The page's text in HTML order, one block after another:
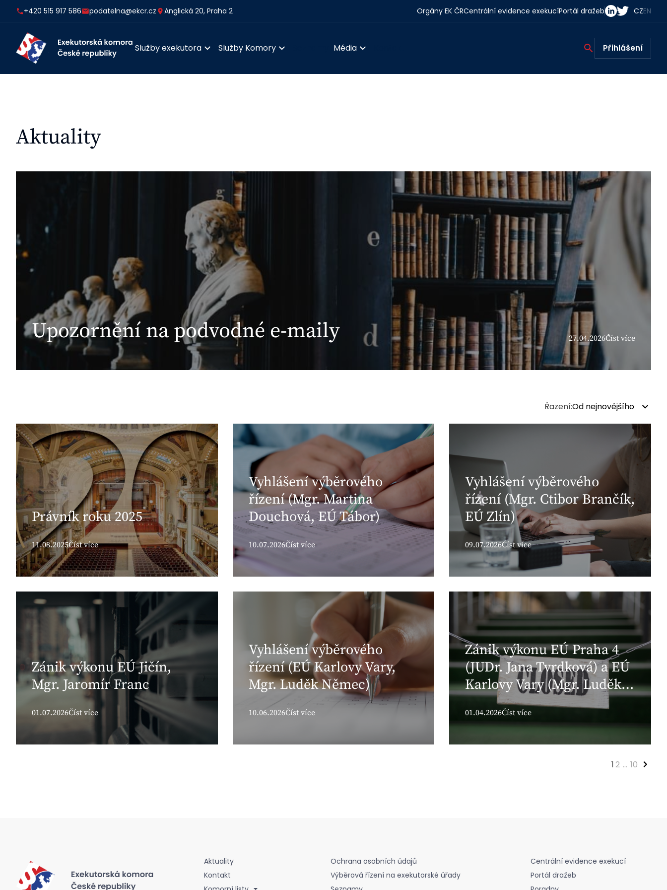
+420 515 917 586 podatelna@ekcr.cz Anglická 20, Praha 2 Orgány EK ČRCentrální evidence exekucíPortál dražeb CZEN
Služby exekutora Služby Komory Média Přihlášení
Aktuality
Upozornění na podvodné e-maily 27.04.2026Číst více
Řazení:Od nejnovějšího
Právník roku 2025
11.08.2025Číst více
Vyhlášení výběrového
řízení (Mgr. Martina
Douchová, EÚ Tábor)
10.07.2026Číst více
Vyhlášení výběrového
řízení (Mgr. Ctibor Brančík,
EÚ Zlín)
09.07.2026Číst více
Zánik výkonu EÚ Jičín,
Mgr. Jaromír Franc
01.07.2026Číst více
Vyhlášení výběrového
řízení (EÚ Karlovy Vary,
Mgr. Luděk Němec)
10.06.2026Číst více
Zánik výkonu EÚ Praha 4
(JUDr. Jana Tvrdková) a EÚ
Karlovy Vary (Mgr. Luděk
Němec)
01.04.2026Číst více
12 ... 10
Aktuality
Kontakt
Ochrana osobních údajů
Výběrová řízení na exekutorské úřady
Centrální evidence exekucí
Portál dražeb